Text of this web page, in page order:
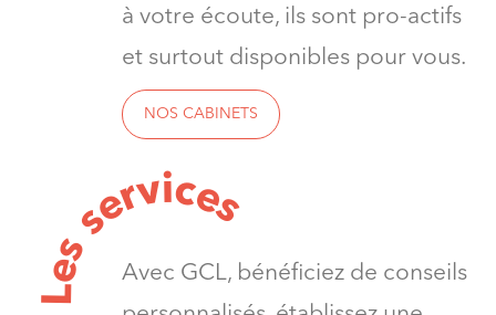
à votre écoute, ils sont pro-actifs
et surtout disponibles pour vous.
NOS CABINETS
L
e
s
s
e
rvice
s
Avec GCL, bénéficiez de conseils